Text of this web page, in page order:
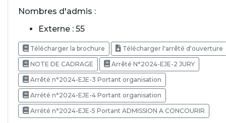
Nombres d'admis :
Externe : 55
Télécharger la brochure Télécharger l'arrêté d'ouverture
NOTE DE CADRAGE Arrêté N°2024-EJE-2 JURY
Arrêté n°2024-EJE-3 Portant organisation
Arrété n°2024-EJE-4 Portant organisation
Arrété n°2024-EJE-5 Portant ADMISSION A CONCOURIR